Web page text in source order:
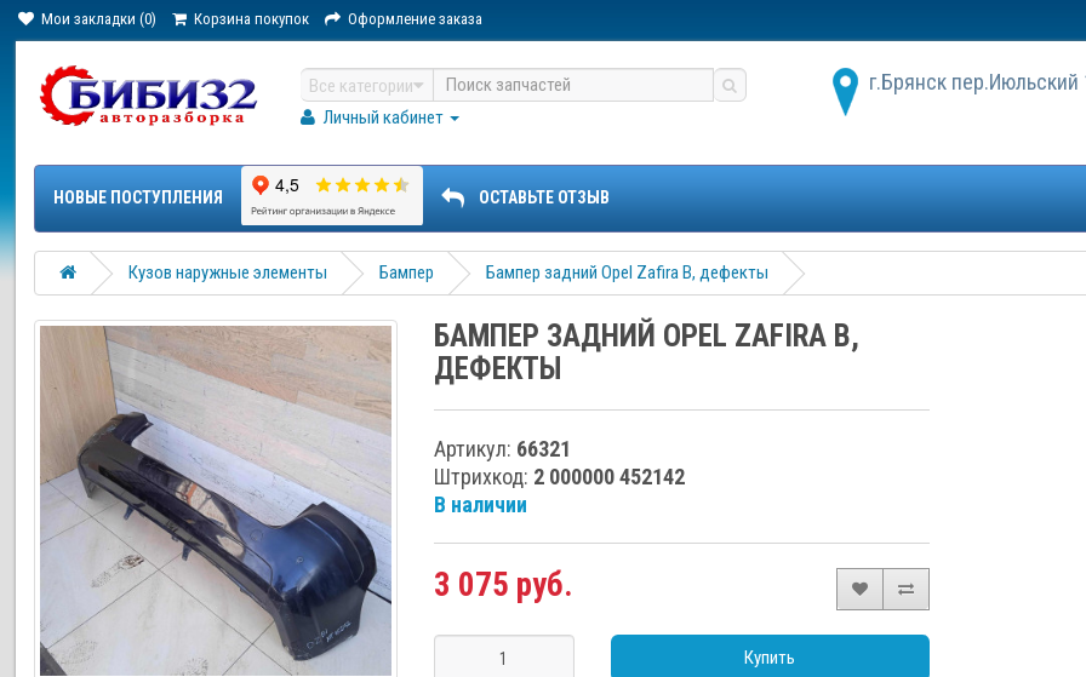
Мои закладки (0) Корзина покупок Оформление заказа
Все категории
Личный кабинет
г.Брянск пер.Июльский
НОВЫЕ ПОСТУПЛЕНИЯ ОСТАВЬТЕ ОТЗЫВ
Кузов наружные элементы Бампер Бампер задний Opel Zafira B, дефекты
БАМПЕР ЗАДНИЙ OPEL ZAFIRA B,
ДЕФЕКТЫ
Артикул: 66321
Штрихкод: 2 000000 452142
В наличии
3 075 руб.
Купить